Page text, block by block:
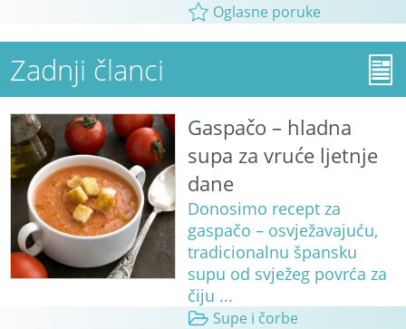
Oglasne poruke
Zadnji članci
Gaspačo – hladna
supa za vruće ljetnje
dane
Donosimo recept za
gaspačo – osvježavajuću,
tradicionalnu špansku
supu od svježeg povrća za
čiju ...
Supe i čorbe